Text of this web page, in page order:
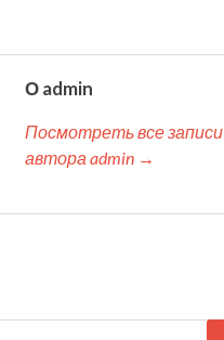
О admin
Посмотреть все записи
автора admin →